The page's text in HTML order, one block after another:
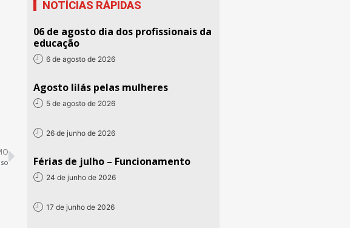
NOTÍCIAS RÁPIDAS
06 de agosto dia dos profissionais da
educação
6 de agosto de 2026
Agosto lilás pelas mulheres
5 de agosto de 2026
26 de junho de 2026
Férias de julho – Funcionamento
24 de junho de 2026
17 de junho de 2026